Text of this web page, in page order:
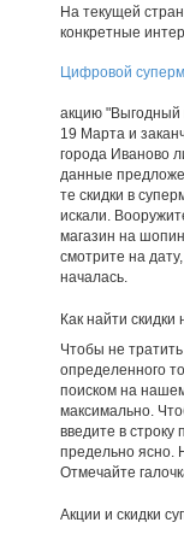
На текущей
конкретные
Цифровой
акцию "Выгодный
19 Марта и
города Иваново
данные
те скидки в
искали.
магазин на
смотрите на
началась.
Как найти
Чтобы не
определенного
поиском на
максимально.
введите в строку
предельно ясно.
Отмечайте
Акции и скидки